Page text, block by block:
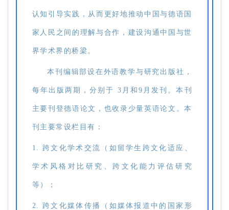
认知引导实践，从而更好地推动中国与德语国
家人民之间的理解与合作，建设沟通中国与世
界学术界的桥梁。
本刊编辑部设在外语教学与研究出版社，
每年出版两期，分别于 3月和9月发刊。本刊
主要刊登德语论文，也收录少量英语论文。本
刊主要常设栏目有：
1. 跨文化学术交流（如留学生跨文化适应、
学术风格对比研究、跨文化能力评估研究
等）；
2. 跨文化媒体传播（如媒体报道中的国家形